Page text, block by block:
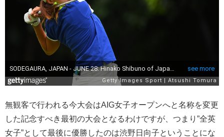
無観客で行われる今大会はAIG女子オープンへと名称を変更
した記念すべき最初の大会となるわけですが、つまり”全英
女子”として最後に優勝したのは渋野日向子ということにな